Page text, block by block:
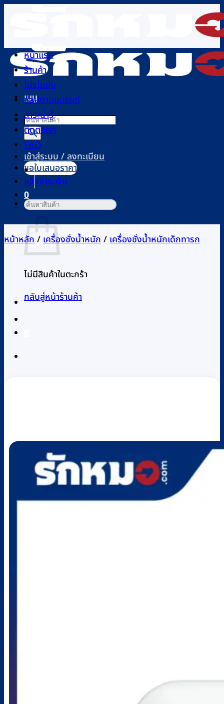
เนื้อหา
เมนู
Products
search
เข้าสู่ระบบ / ลงทะเบียน
0
ตะกร้าสินค้า
ไม่มีสินค้าในตะกร้า
กลับสู่หน้าร้านค้า
หน้าแรก
ร้านค้า
โปรโมชัน
ช้อปตามแบรนด์
สาระน่ารู้
ติดต่อเรา
FAQ
ขอใบเสนอราคา
แจ้งชำระเงิน
ค้นหา:
หน้าหลัก/เครื่องชั่งน้ำหนัก/เครื่องชั่งน้ำหนักเด็กทารก